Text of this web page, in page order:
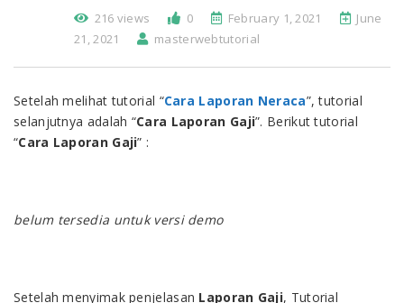
216 views 0 February 1, 2021
June
21, 2021
masterwebtutorial
Setelah melihat tutorial “Cara Laporan Neraca”, tutorial
selanjutnya adalah “Cara Laporan Gaji”. Berikut tutorial
“Cara Laporan Gaji” :
belum tersedia untuk versi demo
Setelah menyimak penjelasan Laporan Gaji, Tutorial